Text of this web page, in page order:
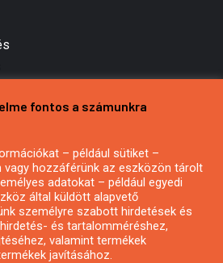
vagy hírlevél
fontos a számunkra
– például sütiket –
vagy hozzáférünk az eszközön tárolt
adatokat – például egyedi
által küldött alapvető
személyre szabott hirdetések és
és tartalomméréshez,
valamint termékek
javításához.